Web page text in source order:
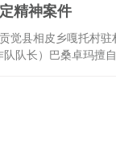
精神案件
觉县相皮乡嘎托村
队长）巴桑卓玛擅